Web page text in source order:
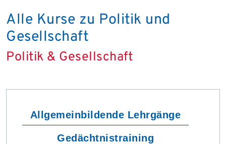
Alle Kurse zu Politik und
Gesellschaft
Politik & Gesellschaft
Allgemeinbildende Lehrgänge
Gedächtnistraining